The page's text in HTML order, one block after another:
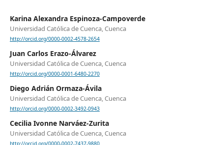
Karina Alexandra Espinoza-Campoverde
Universidad Católica de Cuenca, Cuenca
http://orcid.org/0000-0002-4578-2654
Juan Carlos Erazo-Álvarez
Universidad Católica de Cuenca, Cuenca
http://orcid.org/0000-0001-6480-2270
Diego Adrián Ormaza-Ávila
Universidad Católica de Cuenca, Cuenca
http://orcid.org/0000-0002-3492-0943
Cecilia Ivonne Narváez-Zurita
Universidad Católica de Cuenca, Cuenca